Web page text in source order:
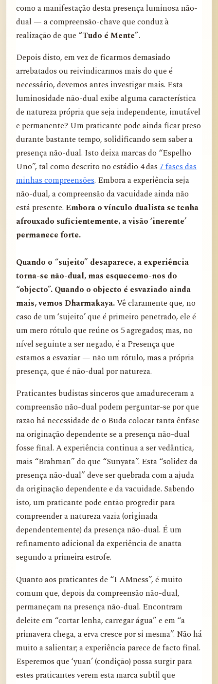
como a manifestação desta presença luminosa não-
dual — a compreensão-chave que conduz à
realização de que “Tudo é Mente”.
Depois disto, em vez de ficarmos demasiado
arrebatados ou reivindicarmos mais do que é
necessário, devemos antes investigar mais. Esta
luminosidade não-dual exibe alguma característica
de natureza própria que seja independente, imutável
e permanente? Um praticante pode ainda ficar preso
durante bastante tempo, solidificando sem saber a
presença não-dual. Isto deixa marcas do “Espelho
Uno”, tal como descrito no estádio 4 das7 fases das
minhas compreensões. Embora a experiência seja
não-dual, a compreensão da vacuidade ainda não
está presente. Embora o vínculo dualista se tenha
afrouxado suficientemente, a visão ‘inerente’
permanece forte.
Quando o “sujeito” desaparece, a experiência
torna-se não-dual, mas esquecemo-nos do
“objecto”. Quando o objecto é esvaziado ainda
mais, vemos Dharmakaya.Vê claramente que, no
caso de um ‘sujeito’ que é primeiro penetrado, ele é
um mero rótulo que reúne os 5 agregados; mas, no
nível seguinte a ser negado, é a Presença que
estamos a esvaziar — não um rótulo, mas a própria
presença, que é não-dual por natureza.
Praticantes budistas sinceros que amadureceram a
compreensão não-dual podem perguntar-se por que
razão há necessidade de o Buda colocar tanta ênfase
na originação dependente se a presença não-dual
fosse final. A experiência continua a ser vedântica,
mais “Brahman” do que “Sunyata”. Esta “solidez da
presença não-dual” deve ser quebrada com a ajuda
da originação dependente e da vacuidade. Sabendo
isto, um praticante pode então progredir para
compreender a natureza vazia (originada
dependentemente) da presença não-dual. É um
refinamento adicional da experiência de anatta
segundo a primeira estrofe.
Quanto aos praticantes de “I AMness”, é muito
comum que, depois da compreensão não-dual,
permaneçam na presença não-dual. Encontram
deleite em “cortar lenha, carregar água” e em “a
primavera chega, a erva cresce por si mesma”. Não há
muito a salientar; a experiência parece de facto final.
Esperemos que ‘yuan’ (condição) possa surgir para
estes praticantes verem esta marca subtil que